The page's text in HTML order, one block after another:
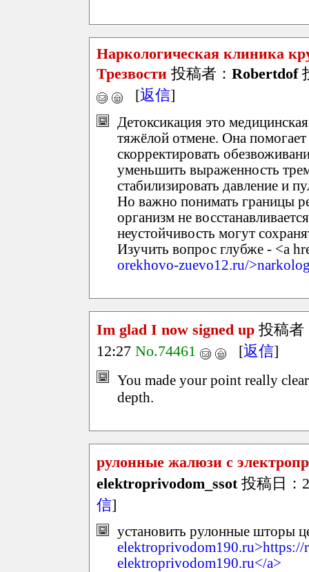
Наркологическая клиника
Трезвости 投稿者： Robertdof
[返信]
Детоксикация это
тяжёлой отмене. Она помогает
скорректировать
уменьшить выраженность
стабилизировать давление и
Но важно понимать границы
организм не
неустойчивость могут
Изучить вопрос глубже - <a
orekhovo-zuevo12.ru/
Im glad I now signed up 投稿者
12:27 No.74461 [返信]
You made your point really
depth.
рулонные жалюзи с
elektroprivodom_ssot投稿日：
信]
установить рулонные шторы
elektroprivodom190.ru>https://
elektroprivodom190.ru</a>